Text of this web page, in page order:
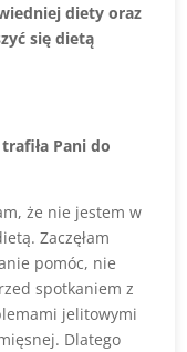
diety oraz
się dietą
Pani do
że nie jestem w
Zaczęłam
pomóc, nie
spotkaniem z
jelitowymi
Dlatego